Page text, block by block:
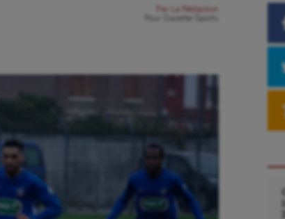
Par
La Rédaction
Gazette Sports